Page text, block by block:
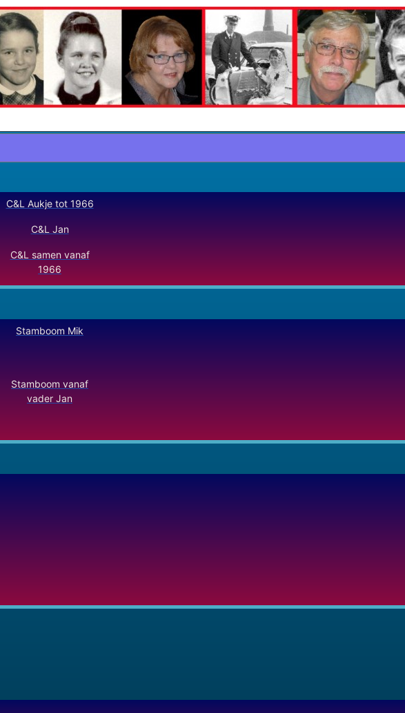
C&L Aukje tot 1966
C&L Jan
C&L samen vanaf
1966
Stamboom Mik
Stamboom vanaf
vader Jan